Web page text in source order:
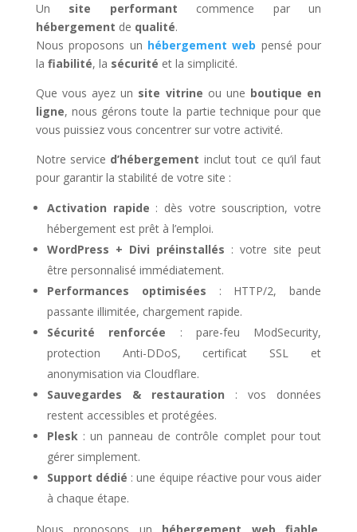
Un site performant commence par un
hébergement de qualité.
Nous proposons un hébergement web pensé pour
la fiabilité, la sécurité et la simplicité.
Que vous ayez un site vitrine ou une boutique en
ligne, nous gérons toute la partie technique pour que
vous puissiez vous concentrer sur votre activité.
Notre service d’hébergement inclut tout ce qu’il faut
pour garantir la stabilité de votre site :
Activation rapide : dès votre souscription, votre
hébergement est prêt à l’emploi.
WordPress + Divi préinstallés : votre site peut
être personnalisé immédiatement.
Performances optimisées : HTTP/2, bande
passante illimitée, chargement rapide.
Sécurité renforcée : pare-feu ModSecurity,
protection Anti-DDoS, certificat SSL et
anonymisation via Cloudflare.
Sauvegardes & restauration : vos données
restent accessibles et protégées.
Plesk: un panneau de contrôle complet pour tout
gérer simplement.
Support dédié : une équipe réactive pour vous aider
à chaque étape.